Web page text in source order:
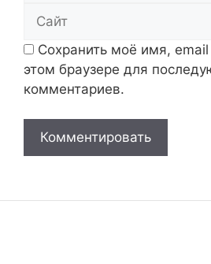
Сохранить моё имя, email
этом браузере для
комментариев.